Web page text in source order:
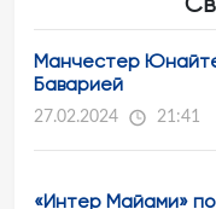
Манчестер
Баварией
27.02.2024 21:41
«Интер Майами»